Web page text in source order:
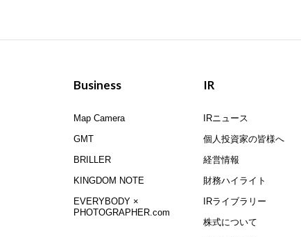
Business
Map Camera
GMT
BRILLER
KINGDOM NOTE
EVERYBODY ×
PHOTOGRAPHER.com
IR
IRニュース
個人投資家の皆様へ
経営情報
財務ハイライト
IRライブラリー
株式について